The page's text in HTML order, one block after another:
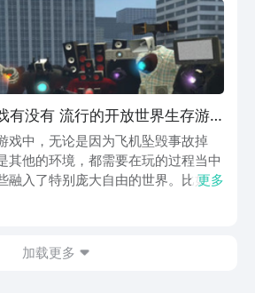
有没有 流行的开放世界生存游
戏中，无论是因为飞机坠毁事故掉
其他的环境，都需要在玩的过程当中
融入了特别庞大自由的世界。比如开
么？大家也可以享受此类游戏所具备
更多
加载更多